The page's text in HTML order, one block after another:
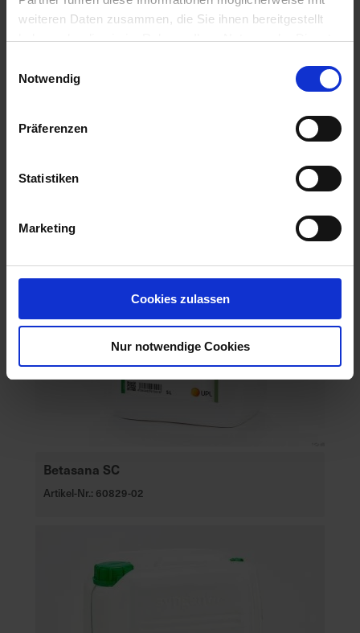
weiteren Daten zusammen, die Sie ihnen bereitgestellt
haben oder die sie im Rahmen Ihrer Nutzung der Dienste
Notwendig
Präferenzen
Statistiken
Marketing
Cookies zulassen
Nur notwendige Cookies
NB6641-DAS MITTEL WIRD BIS ZU DER HÖCHSTEN
DURCH DIE ZULASSUNG FESTGELEGTEN
AUFWANDMENGE ODER ANWEN...
mehr
Betasana SC
Artikel-Nr.: 60829-02